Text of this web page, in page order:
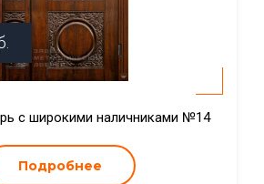
с широкими наличниками №14
Подробнее